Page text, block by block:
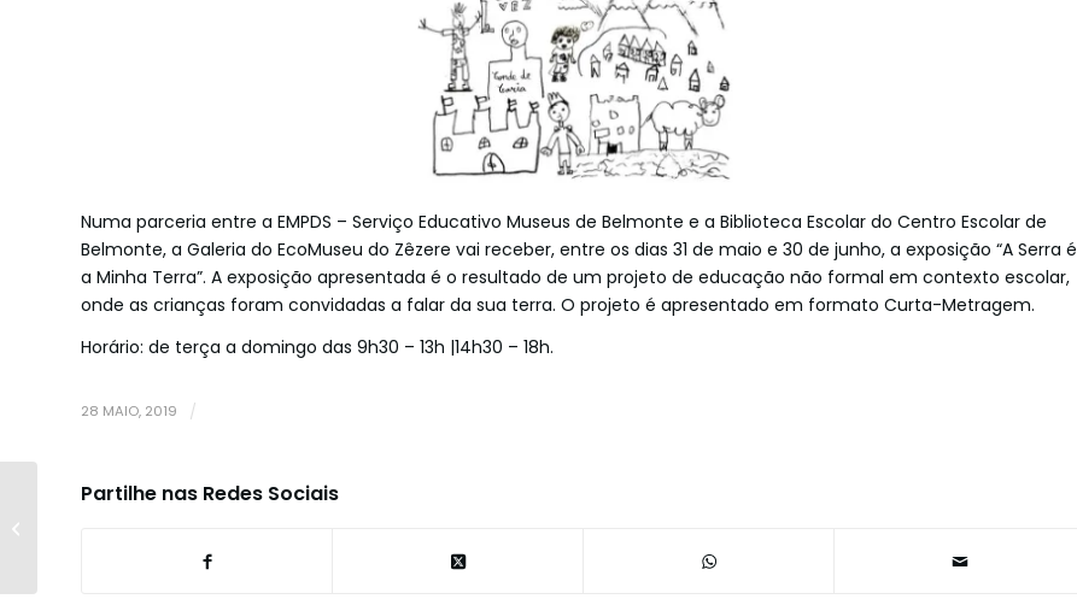
Numa parceria entre a EMPDS – Serviço Educativo Museus de Belmonte e a Biblioteca Escolar do Centro Escolar de
Belmonte, a Galeria do EcoMuseu do Zêzere vai receber, entre os dias 31 de maio e 30 de junho, a exposição “A Serra é
a Minha Terra”. A exposição apresentada é o resultado de um projeto de educação não formal em contexto escolar,
onde as crianças foram convidadas a falar da sua terra. O projeto é apresentado em formato Curta-Metragem.
Horário: de terça a domingo das 9h30 – 13h |14h30 – 18h.
28 MAIO, 2019 /
Partilhe nas Redes Sociais
Município de